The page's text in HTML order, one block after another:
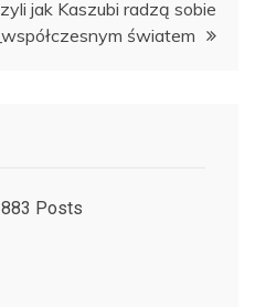
jak Kaszubi radzą sobie
światem
Posts